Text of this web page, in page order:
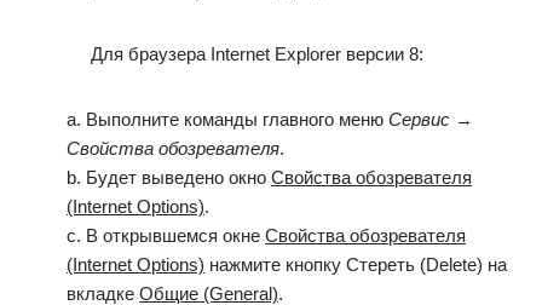
Для браузера Internet Explorer версии 8:
a. Выполните команды главного меню Сервис →
Свойства обозревателя.
b. Будет выведено окно Свойства обозревателя
(Internet Options).
c. В открывшемся окне Свойства обозревателя
(Internet Options) нажмите кнопку Стереть (Delete) на
вкладке Общие (General).